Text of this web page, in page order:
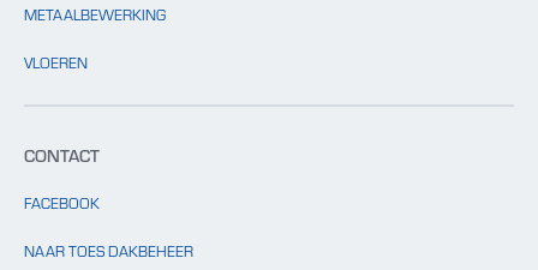
METAALBEWERKING
VLOEREN
CONTACT
FACEBOOK
NAAR TOES DAKBEHEER